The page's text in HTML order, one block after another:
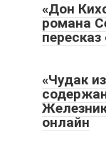
«Дон
романа
«Чудак
онлайн